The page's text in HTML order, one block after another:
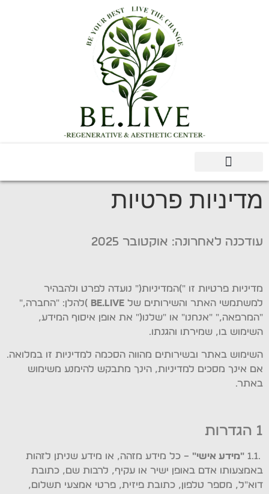
מדיניות פרטיות
עודכנה לאחרונה: אוקטובר 2025
מדיניות פרטיות זו ")המדיניות(" נועדה לפרט ולהבהיר
למשתמשי האתר והשירותים של Be.Live )להלן: "החברה,"
"המרפאה," "אנחנו" או "שלנו(" את אופן איסוף המידע,
השימוש בו, שמירתו והגנתו.
השימוש באתר ובשירותים מהווה הסכמה למדיניות זו במלואה.
אם אינך מסכים למדיניות, הינך מתבקש להימנע משימוש
באתר.
1 הגדרות
.1.1 "מידע אישי" – כל מידע מזהה, או מידע שניתן לזהות
באמצעותו אדם באופן ישיר או עקיף, לרבות שם, כתובת
דוא"ל, מספר טלפון, כתובת פיזית, פרטי אמצעי תשלום,